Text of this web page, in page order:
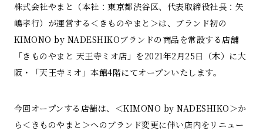
株式会社やまと（本社：東京都渋谷区、代表取締役社長：矢
嶋孝行）が運営する＜きものやまと＞は、ブランド初の
KIMONO by NADESHIKOブランドの商品を常設する店舗
「きものやまと 天王寺ミオ店」を2021年2月25日（木）に大
阪・「天王寺ミオ」本館4階にてオープンいたします。
今回オープンする店舗は、＜KIMONO by NADESHIKO＞か
ら＜きものやまと＞へのブランド変更に伴い店内をリニュー